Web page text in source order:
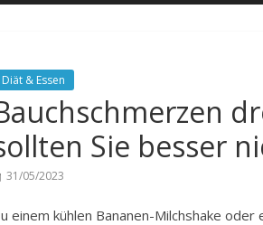
Diät & Essen
Sie besser
31/05/2023
einem kühlen Bananen-Milchshake